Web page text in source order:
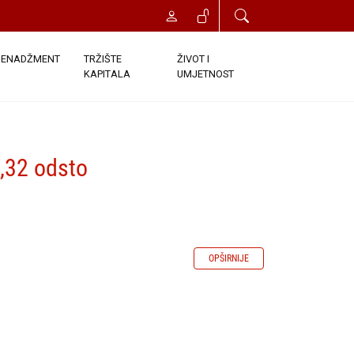
TRŽIŠTE
KAPITALA
ŽIVOT I
UMJETNOST
odsto
OPŠIRNIJE